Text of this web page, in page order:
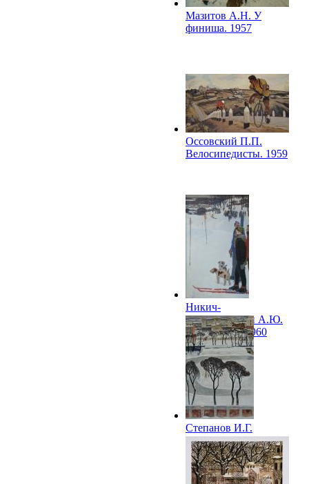
Мазитов А.Н. У
финиша. 1957
Оссовский П.П.
Велосипедисты. 1959
Никич-
Криличевский А.Ю.
На слаломе. 1960
Степанов И.Г.
Зимний стадион
(Зима. Каток). 1970